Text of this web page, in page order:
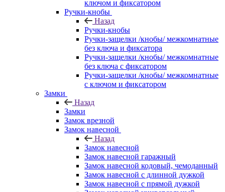
ключом и фиксатором
Ручки-кнобы
Назад
Ручки-кнобы
Ручки-защелки /кнобы/ межкомнатные
без ключа и фиксатора
Ручки-защелки /кнобы/ межкомнатные
без ключа с фиксатором
Ручки-защелки /кнобы/ межкомнатные
с ключом и фиксатором
Замки
Назад
Замки
Замок врезной
Замок навесной
Назад
Замок навесной
Замок навесной гаражный
Замок навесной кодовый, чемоданный
Замок навесной с длинной дужкой
Замок навесной с прямой дужкой